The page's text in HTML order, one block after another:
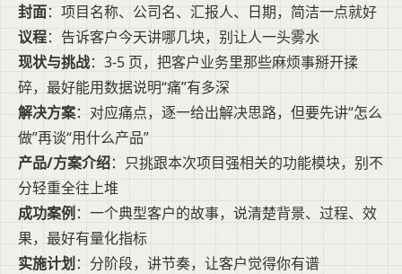
封面：项目名称、公司名、汇报人、日期，简洁一点就好
议程：告诉客户今天讲哪几块，别让人一头雾水
现状与挑战：3-5 页，把客户业务里那些麻烦事掰开揉
碎，最好能用数据说明“痛”有多深
解决方案：对应痛点，逐一给出解决思路，但要先讲“怎么
做”再谈“用什么产品”
产品/方案介绍：只挑跟本次项目强相关的功能模块，别不
分轻重全往上堆
成功案例：一个典型客户的故事，说清楚背景、过程、效
果，最好有量化指标
实施计划：分阶段，讲节奏，让客户觉得你有谱